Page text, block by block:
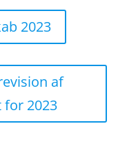
2023
af
for 2023